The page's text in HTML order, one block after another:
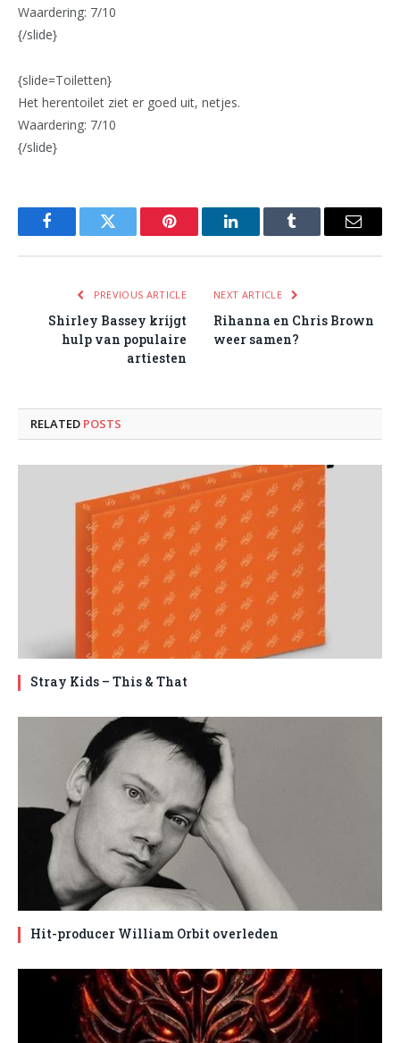
Waardering: 7/10
{/slide}
{slide=Toiletten}
Het herentoilet ziet er goed uit, netjes.
Waardering: 7/10
{/slide}
FacebookTwitter Pinterest LinkedInTumblr Email
PREVIOUS ARTICLE
Shirley Bassey krijgt
hulp van populaire
artiesten
NEXT ARTICLE
Rihanna en Chris Brown
weer samen?
RELATED POSTS
Stray Kids – This & That
Hit-producer William Orbit overleden